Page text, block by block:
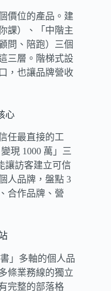
價位的產品。建
課）、「中階主
問、陪跑）三個
三層。階梯式設
，也讓品牌營收
心
任最直接的工
現 1000 萬」三
讓訪客建立可信
人品牌，盤點 3
合作品牌、營
」多軸的個人品
條業務線的獨立
完整的部落格